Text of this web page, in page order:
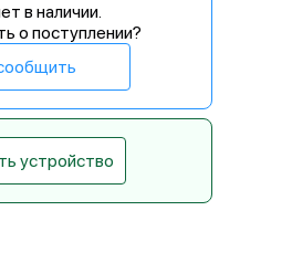
в наличии.
о поступлении?
устройство